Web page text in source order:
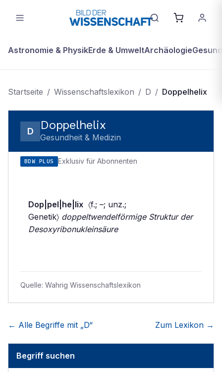
Astronomie & PhysikErde & UmweltArchäologie
Startseite / Wissenschaftslexikon / D / Doppelhelix
D Doppelhelix
Gesundheit & Medizin
BDW PLUS Exklusiv für Abonnenten
Dop|pel|he|lix 〈f.; –; unz.;
Genetik〉 doppeltwendelförmige Struktur der
Desoxyribonukleinsäure
Quelle: Wahrig Wissenschaftslexikon
← Alle Begriffe mit „D“ Zum Lexikon →
Begriff suchen